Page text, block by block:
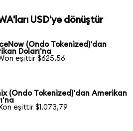
USD'ye dönüştür
(Ondo Tokenized)'dan
Doları'na
eşittir $625,56
(Ondo Tokenized)'dan Amerikan
eşittir $1.073,79